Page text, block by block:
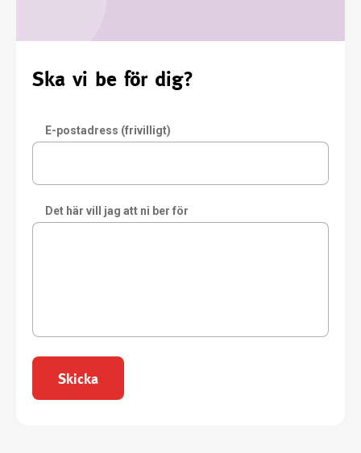
Ska vi be för dig?
E-postadress (frivilligt)
Det här vill jag att ni ber för
Skicka